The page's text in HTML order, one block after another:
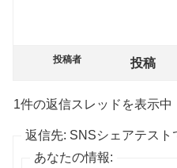
投稿者 投稿
1件の返信スレッドを表示中
返信先: SNSシェアテスト
あなたの情報: